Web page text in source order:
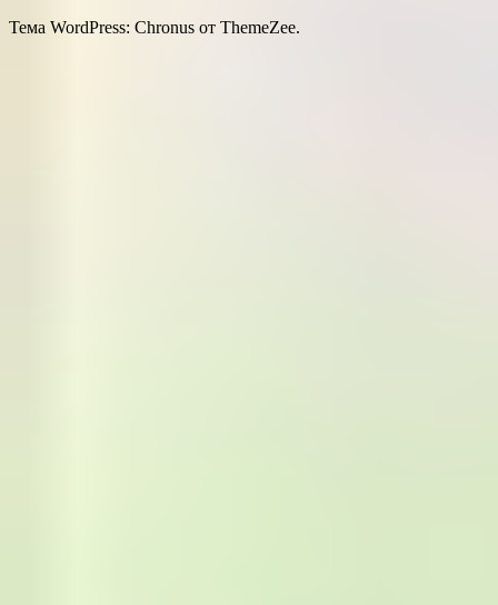
Тема WordPress: Chronus от ThemeZee.